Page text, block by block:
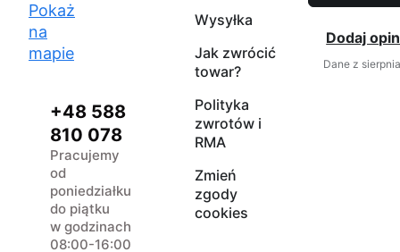
Pokaż
na
mapie
+48 588
810 078
Pracujemy
od
poniedziałku
do piątku
w godzinach
08:00-16:00
Wysyłka
Jak zwrócić
towar?
Polityka
zwrotów i
RMA
Zmień
zgody
cookies
Dodaj
Dane z